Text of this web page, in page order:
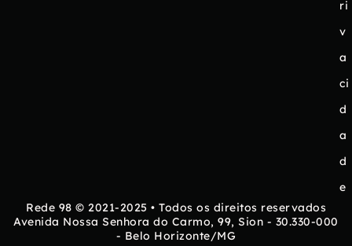
ri
v
a
ci
d
a
d
e
Rede 98 © 2021-2025 • Todos os direitos reservados
Avenida Nossa Senhora do Carmo, 99, Sion - 30.330-000
- Belo Horizonte/MG